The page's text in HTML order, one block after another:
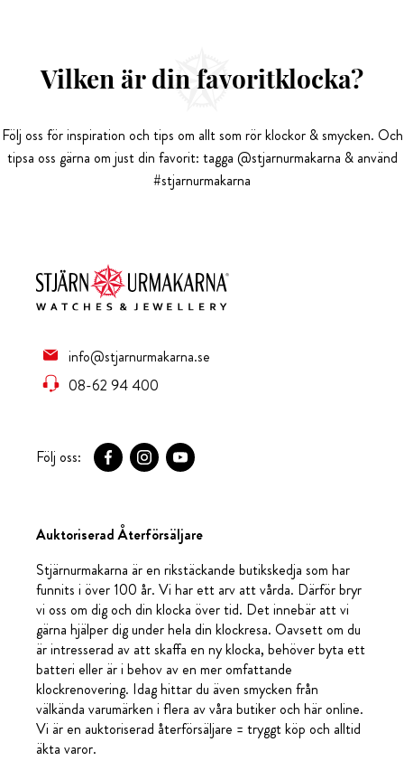
Vilken är din favoritklocka?
Följ oss för inspiration och tips om allt som rör klockor & smycken. Och
tipsa oss gärna om just din favorit: tagga @stjarnurmakarna & använd
#stjarnurmakarna
info@stjarnurmakarna.se
08-62 94 400
Följ oss:
Auktoriserad Återförsäljare
Stjärnurmakarna är en rikstäckande butikskedja som har
funnits i över 100 år. Vi har ett arv att vårda. Därför bryr
vi oss om dig och din klocka över tid. Det innebär att vi
gärna hjälper dig under hela din klockresa. Oavsett om du
är intresserad av att skaffa en ny klocka, behöver byta ett
batteri eller är i behov av en mer omfattande
klockrenovering. Idag hittar du även smycken från
välkända varumärken i flera av våra butiker och här online.
Vi är en auktoriserad återförsäljare = tryggt köp och alltid
äkta varor.